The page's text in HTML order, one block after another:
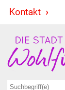
Kontakt